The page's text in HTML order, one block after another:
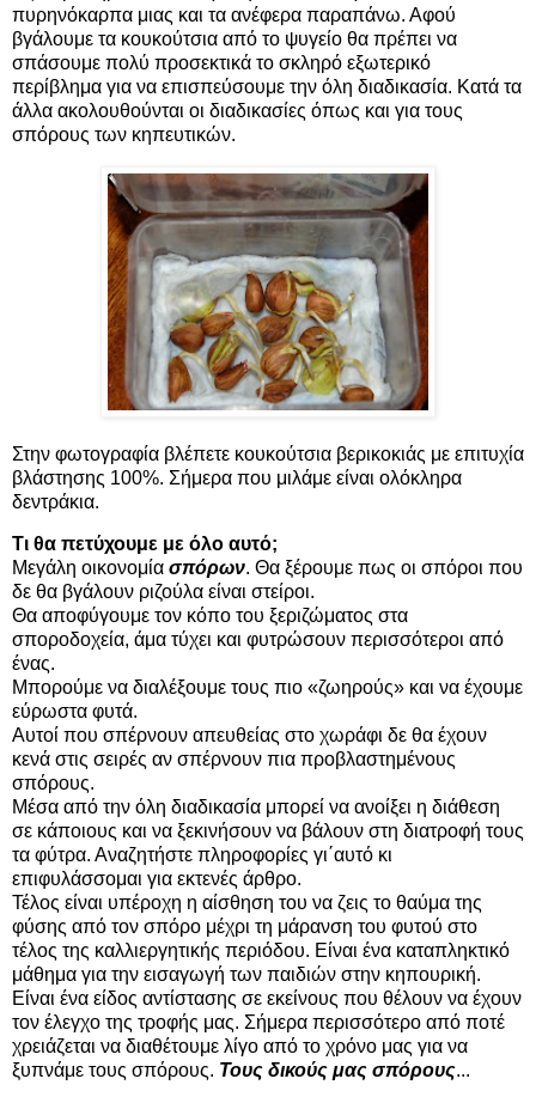
πυρηνόκαρπα μιας και τα ανέφερα παραπάνω. Αφού
βγάλουμε τα κουκούτσια από το ψυγείο θα πρέπει να
σπάσουμε πολύ προσεκτικά το σκληρό εξωτερικό
περίβλημα για να επισπεύσουμε την όλη διαδικασία. Κατά τα
άλλα ακολουθούνται οι διαδικασίες όπως και για τους
σπόρους των κηπευτικών.
Στην φωτογραφία βλέπετε κουκούτσια βερικοκιάς με επιτυχία
βλάστησης 100%. Σήμερα που μιλάμε είναι ολόκληρα
δεντράκια.
Τι θα πετύχουμε με όλο αυτό;
Μεγάλη οικονομία σπόρων. Θα ξέρουμε πως οι σπόροι που
δε θα βγάλουν ριζούλα είναι στείροι.
Θα αποφύγουμε τον κόπο του ξεριζώματος στα
σποροδοχεία, άμα τύχει και φυτρώσουν περισσότεροι από
ένας.
Μπορούμε να διαλέξουμε τους πιο «ζωηρούς» και να έχουμε
εύρωστα φυτά.
Αυτοί που σπέρνουν απευθείας στο χωράφι δε θα έχουν
κενά στις σειρές αν σπέρνουν πια προβλαστημένους
σπόρους.
Μέσα από την όλη διαδικασία μπορεί να ανοίξει η διάθεση
σε κάποιους και να ξεκινήσουν να βάλουν στη διατροφή τους
τα φύτρα. Αναζητήστε πληροφορίες γι΄αυτό κι
επιφυλάσσομαι για εκτενές άρθρο.
Τέλος είναι υπέροχη η αίσθηση του να ζεις το θαύμα της
φύσης από τον σπόρο μέχρι τη μάρανση του φυτού στο
τέλος της καλλιεργητικής περιόδου. Είναι ένα καταπληκτικό
μάθημα για την εισαγωγή των παιδιών στην κηπουρική.
Είναι ένα είδος αντίστασης σε εκείνους που θέλουν να έχουν
τον έλεγχο της τροφής μας. Σήμερα περισσότερο από ποτέ
χρειάζεται να διαθέτουμε λίγο από το χρόνο μας για να
ξυπνάμε τους σπόρους. Τους δικούς μας σπόρους...